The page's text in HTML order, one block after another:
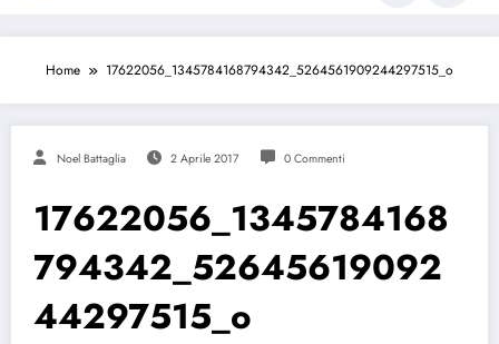
Home 17622056_1345784168794342_5264561909244297515_o
Noel Battaglia 2 Aprile 2017 0 Commenti
17622056_1345784168
794342_52645619092
44297515_o